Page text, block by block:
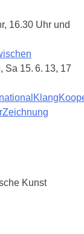
16.30 Uhr und
, Sa 15. 6. 13, 17
Klang
Zeichnung
Kunst